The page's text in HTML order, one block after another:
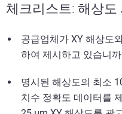
체크리스트: 해상도
공급업체가 XY 해상도
하여 제시하고 있습니
명시된 해상도의 최소
치수 정확도 데이터를